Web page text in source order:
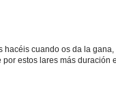
hacéis cuando os da la gana,
estos lares más duración